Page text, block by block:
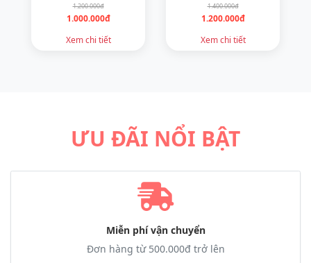
1.200.000đ
1.000.000đ
Xem chi tiết
1.400.000đ
1.200.000đ
Xem chi tiết
ƯU ĐÃI NỔI BẬT
Miễn phí vận chuyển
Đơn hàng từ 500.000đ trở lên